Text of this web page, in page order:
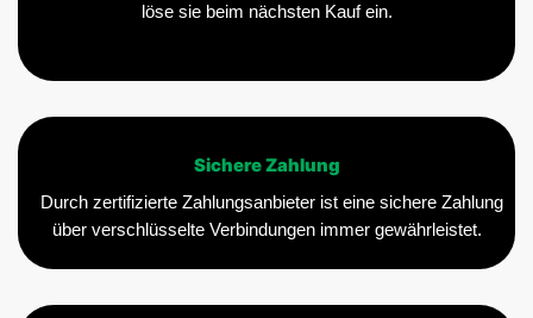
löse sie beim nächsten Kauf ein.
Sichere Zahlung
Durch zertifizierte Zahlungsanbieter ist eine sichere Zahlung
über verschlüsselte Verbindungen immer gewährleistet.